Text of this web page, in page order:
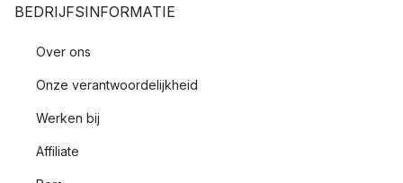
BEDRIJFSINFORMATIE
Over ons
Onze verantwoordelijkheid
Werken bij
Affiliate